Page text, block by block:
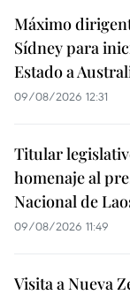
Máximo
Sídney para
Estado a
09/08/2026 12:31
Titular
homenaje al
Nacional de
09/08/2026 11:49
Visita a Nueva